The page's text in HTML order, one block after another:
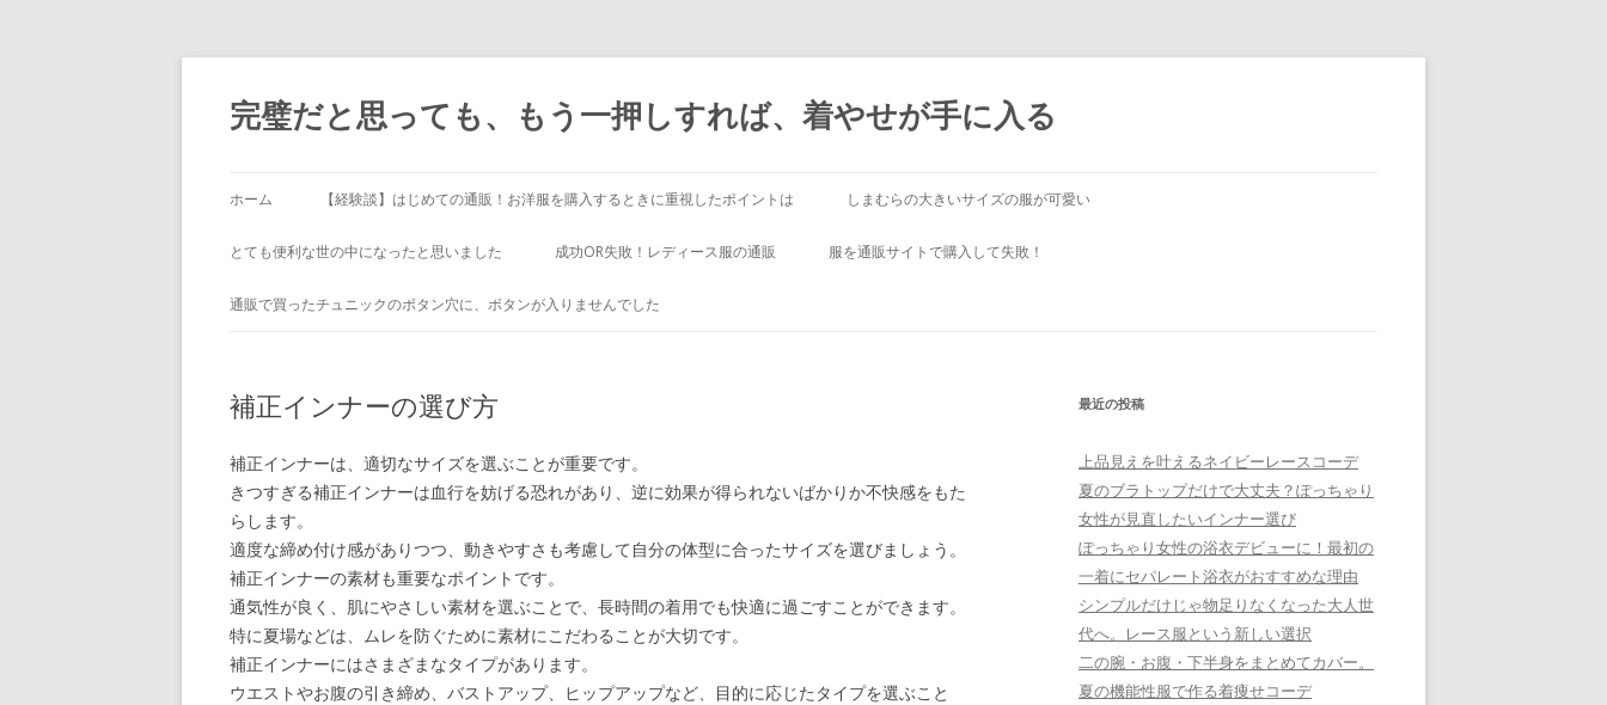
完璧だと思っても、もう一押しすれば、着やせが手に入る
ホーム 【経験談】はじめての通販！お洋服を購入するときに重視したポイントは しまむらの大きいサイズの服が可愛い
とても便利な世の中になったと思いました 成功OR失敗！レディース服の通販 服を通販サイトで購入して失敗！
通販で買ったチュニックのボタン穴に、ボタンが入りませんでした
補正インナーの選び方
補正インナーは、適切なサイズを選ぶことが重要です。
きつすぎる補正インナーは血行を妨げる恐れがあり、逆に効果が得られないばかりか不快感をもた
らします。
適度な締め付け感がありつつ、動きやすさも考慮して自分の体型に合ったサイズを選びましょう。
補正インナーの素材も重要なポイントです。
通気性が良く、肌にやさしい素材を選ぶことで、長時間の着用でも快適に過ごすことができます。
特に夏場などは、ムレを防ぐために素材にこだわることが大切です。
補正インナーにはさまざまなタイプがあります。
ウエストやお腹の引き締め、バストアップ、ヒップアップなど、目的に応じたタイプを選ぶこと
最近の投稿
上品見えを叶えるネイビーレースコーデ
夏のブラトップだけで大丈夫？ぽっちゃり
女性が見直したいインナー選び
ぽっちゃり女性の浴衣デビューに！最初の
一着にセパレート浴衣がおすすめな理由
シンプルだけじゃ物足りなくなった大人世
代へ。レース服という新しい選択
二の腕・お腹・下半身をまとめてカバー。
夏の機能性服で作る着痩せコーデ